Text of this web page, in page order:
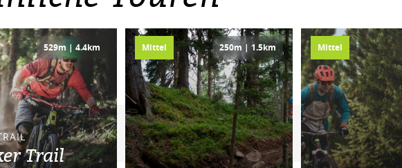
529m | 4.4km
Trail
Mittel 250m | 1.5km Mittel